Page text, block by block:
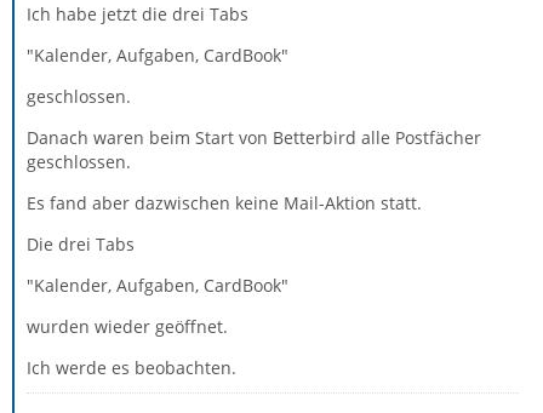
Ich habe jetzt die drei Tabs
"Kalender, Aufgaben, CardBook"
geschlossen.
Danach waren beim Start von Betterbird alle Postfächer
geschlossen.
Es fand aber dazwischen keine Mail-Aktion statt.
Die drei Tabs
"Kalender, Aufgaben, CardBook"
wurden wieder geöffnet.
Ich werde es beobachten.